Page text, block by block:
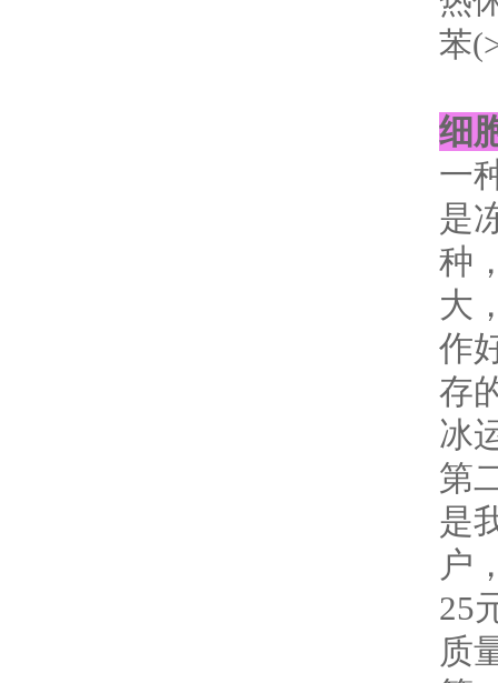
苯
细
一
是
种
大
作
存
冰
第
是
户
25
质